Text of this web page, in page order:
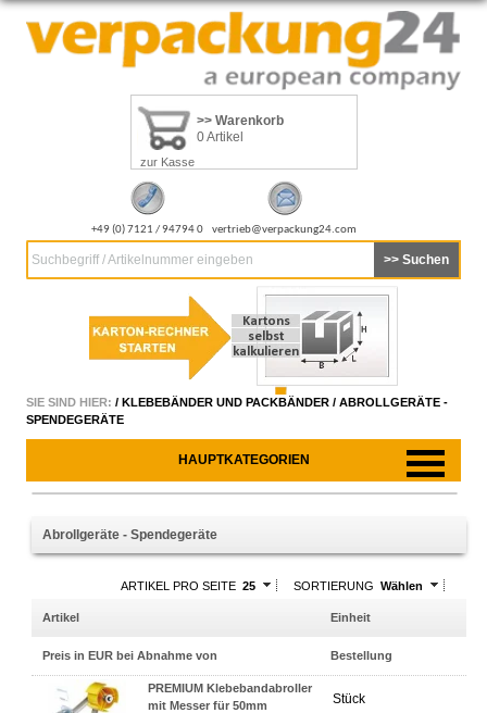
>> Warenkorb
0 Artikel
zur Kasse
+49 (0) 7121 / 94794 0 vertrieb@verpackung24.com
Suchbegriff / Artikelnummer eingeben
SIE SIND HIER: / KLEBEBÄNDER UND PACKBÄNDER / ABROLLGERÄTE -
SPENDEGERÄTE
HAUPTKATEGORIEN
Abrollgeräte - Spendegeräte
SORTIERUNG Wählen
ARTIKEL PRO SEITE 25
Artikel Einheit
Preis in EUR bei Abnahme von Bestellung
PREMIUM Klebebandabroller
mit Messer für 50mm
Stück